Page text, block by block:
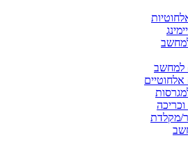
למחשב
למחשב
אלחוטיים
וכריכה
מקלדת